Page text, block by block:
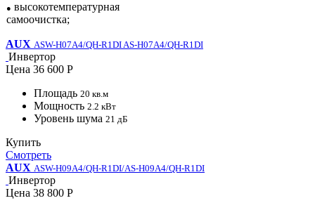
● высокотемпературная
самоочистка;
AUX ASW-H07A4/QH-R1DI AS-H07A4/QH-R1DI
Инвертор
Цена 36 600 Р
Площадь 20 кв.м
Мощность 2.2 кВт
Уровень шума 21 дБ
Купить
Смотреть
AUX ASW-H09A4/QH-R1DI/AS-H09A4/QH-R1DI
Инвертор
Цена 38 800 Р